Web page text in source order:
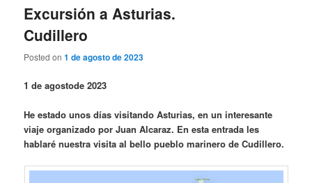
Excursión a Asturias.
Cudillero
Posted on1 de agosto de 2023
1 de agostode 2023
He estado unos días visitando Asturias, en un interesante
viaje organizado por Juan Alcaraz. En esta entrada les
hablaré nuestra visita al bello pueblo marinero de Cudillero.